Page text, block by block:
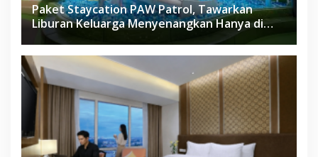
Paket Staycation PAW Patrol, Tawarkan
Liburan Keluarga Menyenangkan Hanya di
Herloom Hotel BSD